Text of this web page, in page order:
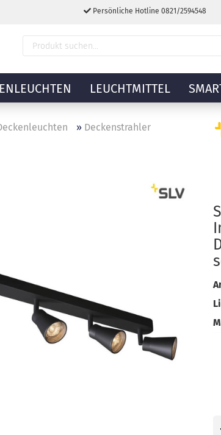
Persönliche Hotline 0821/2594548
LEUCHTMITTEL
» Deckenstrahler